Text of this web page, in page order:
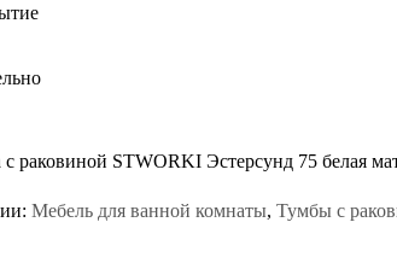
раковиной STWORKI Эстерсунд 75 белая
Мебель для ванной комнаты, Тумбы с